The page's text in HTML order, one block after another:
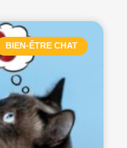
BIEN-ÊTRE CHAT